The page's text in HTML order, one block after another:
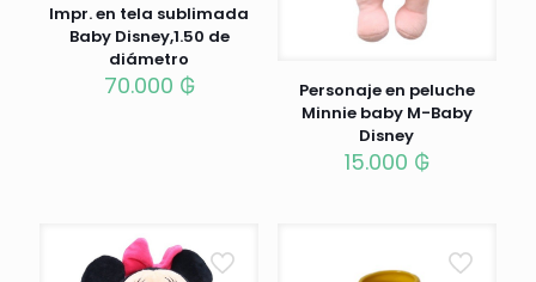
Impr. en tela sublimada
Baby Disney,1.50 de
diámetro
70.000 ₲
Personaje en peluche
Minnie baby M-Baby
Disney
15.000 ₲